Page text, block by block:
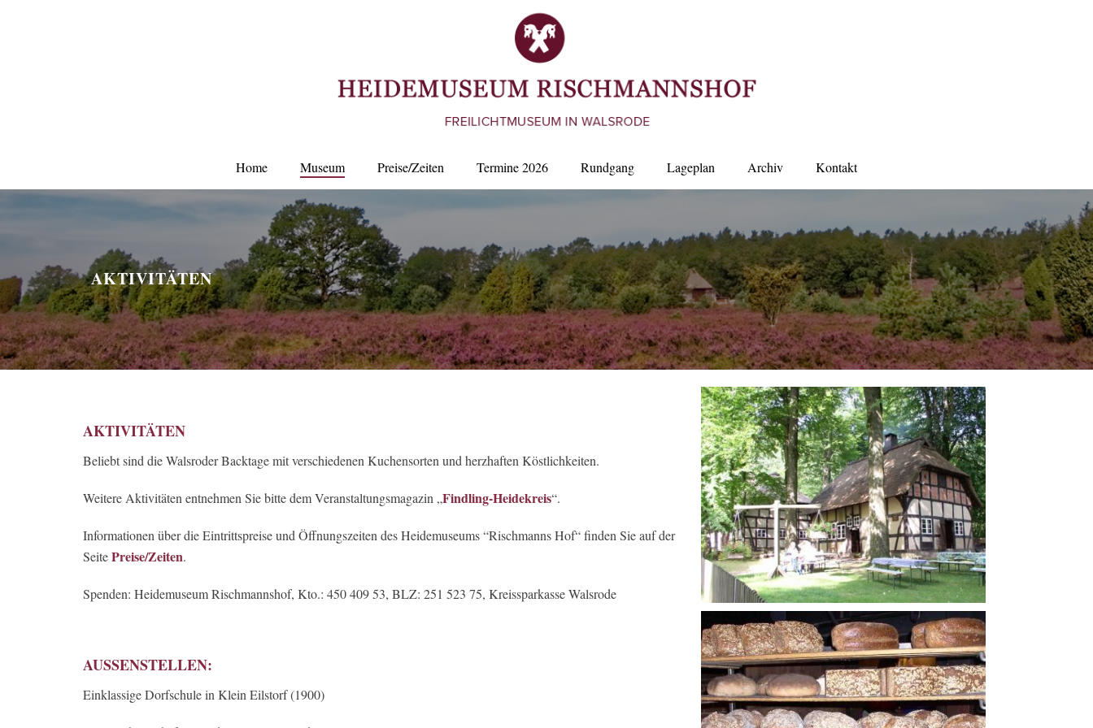
Home Museum Preise/Zeiten Termine 2026 Rundgang Lageplan Archiv Kontakt
AKTIVITÄTEN
AKTIVITÄTEN
Beliebt sind die Walsroder Backtage mit verschiedenen Kuchensorten und herzhaften Köstlichkeiten.
Weitere Aktivitäten entnehmen Sie bitte dem Veranstaltungsmagazin „Findling-Heidekreis“.
Informationen über die Eintrittspreise und Öffnungszeiten des Heidemuseums “Rischmanns Hof“ finden Sie auf der
SeitePreise/Zeiten.
Spenden: Heidemuseum Rischmannshof, Kto.: 450 409 53, BLZ: 251 523 75, Kreissparkasse Walsrode
AUSSENSTELLEN:
Einklassige Dorfschule in Klein Eilstorf (1900)